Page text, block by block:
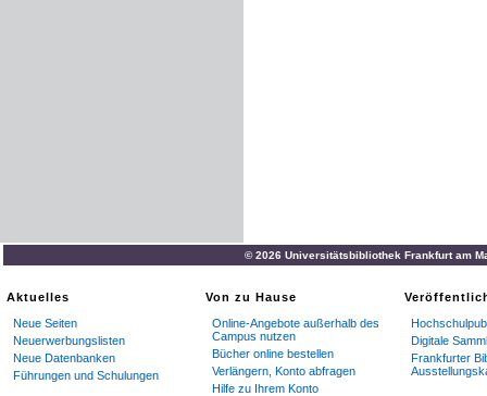
© 2026 Universitätsbibliothek Frankfurt am
Aktuelles
Neue Seiten
Neuerwerbungslisten
Neue Datenbanken
Führungen und Schulungen
Von zu Hause
Online-Angebote außerhalb des
Campus nutzen
Bücher online bestellen
Verlängern, Konto abfragen
Hilfe zu Ihrem Konto
Digitale
Frankfurter